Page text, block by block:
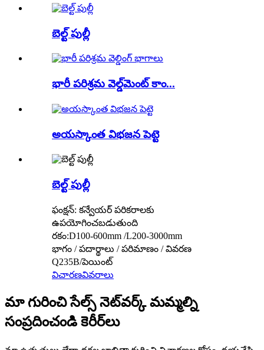
బెల్ట్ పుల్లీ
భారీ పరిశ్రమ వెల్డ్‌మెంట్ కాం...
అయస్కాంత విభజన పెట్టె
బెల్ట్ పుల్లీ
ఫంక్షన్: కన్వేయర్ పరికరాలకు
ఉపయోగించబడుతుంది
రకం:D100-600mm /L200-3000mm
భాగం / పదార్థాలు / పరిమాణం / వివరణ
Q235B/పెయింట్
విచారణవివరాలు
మా గురించి సేల్స్ నెట్‌వర్క్ మమ్మల్ని
సంప్రదించండి కెరీర్‌లు